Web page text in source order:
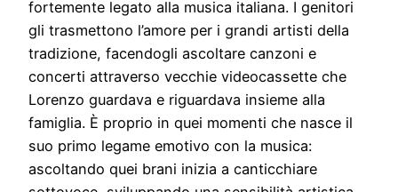
fortemente legato alla musica italiana. I genitori
gli trasmettono l’amore per i grandi artisti della
tradizione, facendogli ascoltare canzoni e
concerti attraverso vecchie videocassette che
Lorenzo guardava e riguardava insieme alla
famiglia. È proprio in quei momenti che nasce il
suo primo legame emotivo con la musica:
ascoltando quei brani inizia a canticchiare